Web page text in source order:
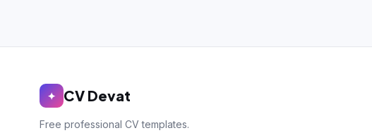
✦ CV Devat
Free professional CV templates.